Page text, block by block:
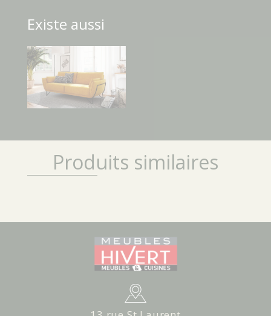
Existe aussi
Produits similaires